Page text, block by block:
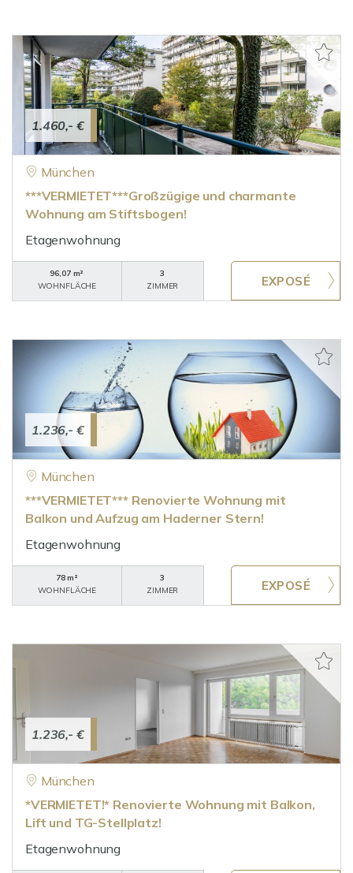
1.460,- €
München
***VERMIETET***Großzügige und charmante
Wohnung am Stiftsbogen!
Etagenwohnung
96,07 m²
WOHNFLÄCHE
3
ZIMMER
1.236,- €
München
***VERMIETET*** Renovierte Wohnung mit
Balkon und Aufzug am Haderner Stern!
Etagenwohnung
78 m²
WOHNFLÄCHE
3
ZIMMER
1.236,- €
München
*VERMIETET!* Renovierte Wohnung mit Balkon,
Lift und TG-Stellplatz!
Etagenwohnung